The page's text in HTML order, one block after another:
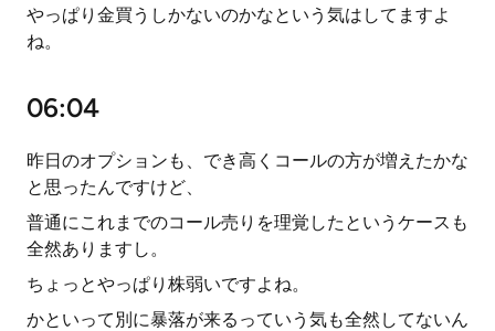
やっぱり金買うしかないのかなという気はしてますよ
ね。
06:04
昨日のオプションも、でき高くコールの方が増えたかな
と思ったんですけど、
普通にこれまでのコール売りを理覚したというケースも
全然ありますし。
ちょっとやっぱり株弱いですよね。
かといって別に暴落が来るっていう気も全然してないん